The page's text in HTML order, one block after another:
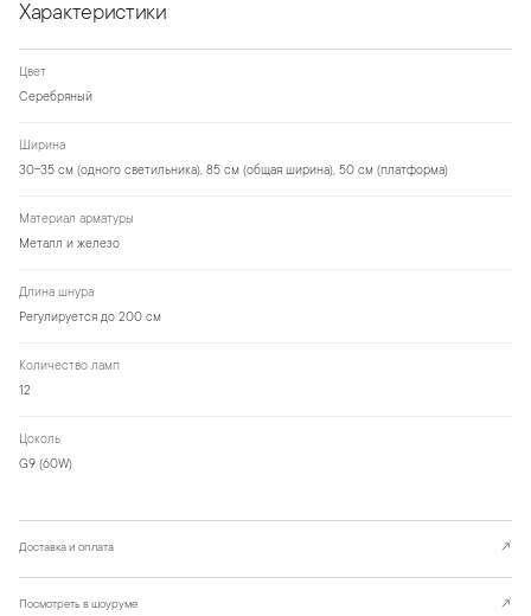
Характеристики
Цвет
Серебряный
Ширина
30-35 см (одного светильника), 85 см (общая ширина), 50 см (платформа)
Материал арматуры
Металл и железо
Длина шнура
Регулируется до 200 см
Количество ламп
12
Цоколь
G9 (60W)
Доставка и оплата ↗
Посмотреть в шоуруме ↗